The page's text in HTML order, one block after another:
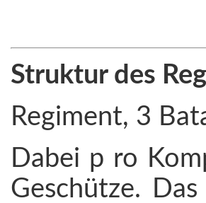
Struktur des
Regiment, 3
Dabei p ro
Geschütze.